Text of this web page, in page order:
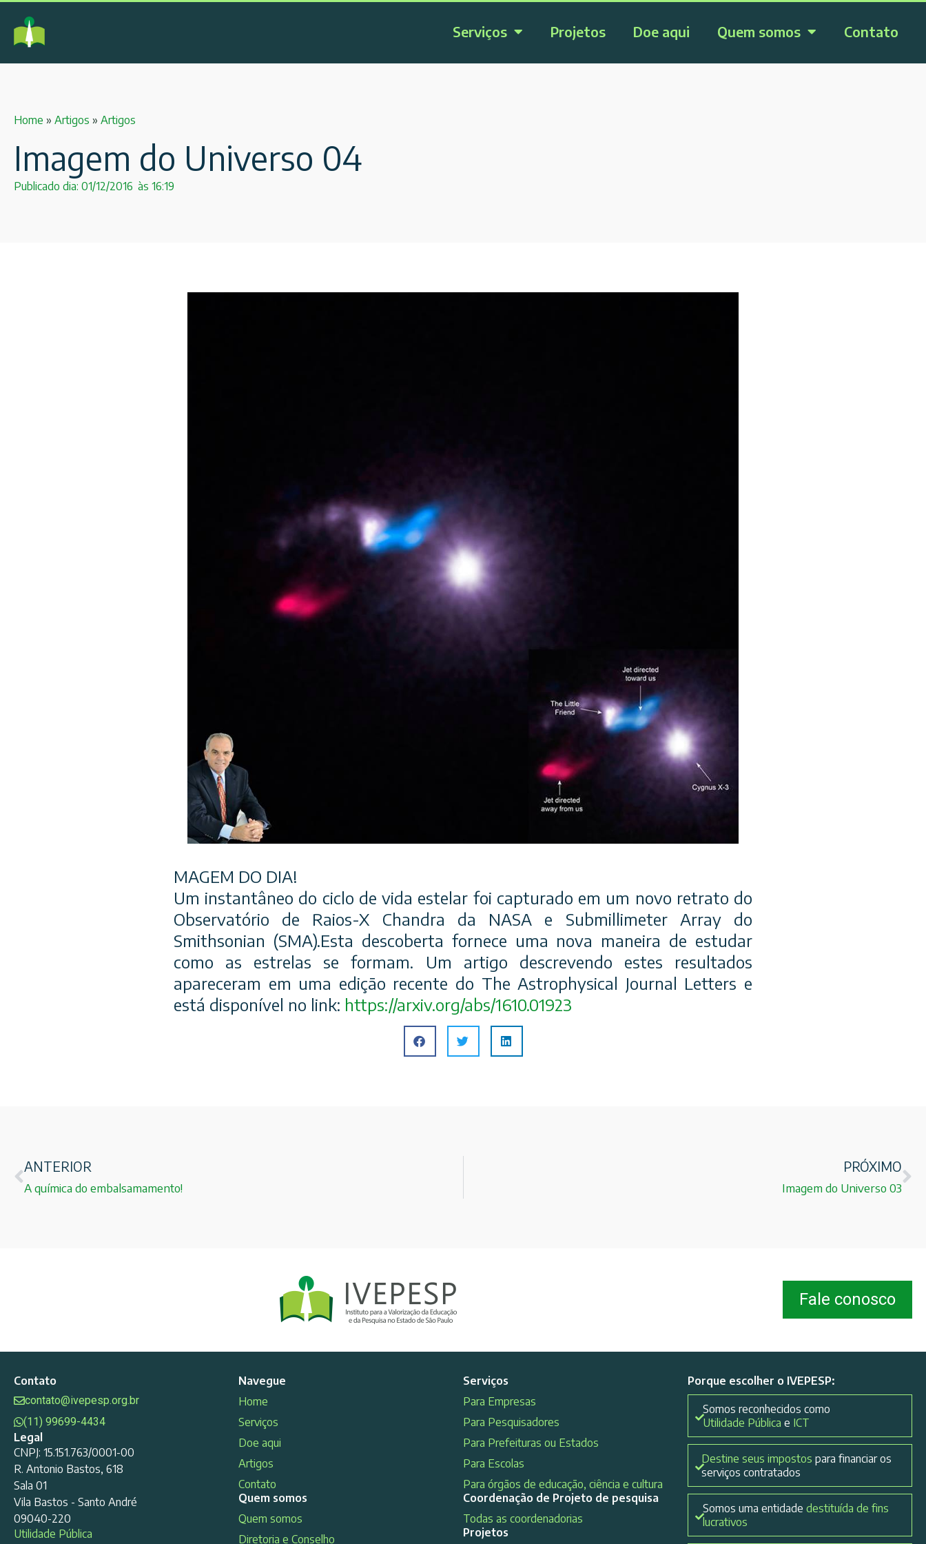
Serviços Projetos Doe aqui Quem somos Contato
Home » Artigos » Artigos
Imagem do Universo 04
Publicado dia: 01/12/2016 às 16:19
MAGEM DO DIA!
Um instantâneo do ciclo de vida estelar foi capturado em um novo retrato do
Observatório de Raios-X Chandra da NASA e Submillimeter Array do
Smithsonian (SMA).Esta descoberta fornece uma nova maneira de estudar
como as estrelas se formam. Um artigo descrevendo estes resultados
apareceram em uma edição recente do The Astrophysical Journal Letters e
está disponível no link: https://arxiv.org/abs/1610.01923
ANTERIOR
A química do embalsamamento!
PRÓXIMO
Imagem do Universo 03
Fale conosco
Contato
contato@ivepesp.org.br
(11) 99699-4434
Legal
CNPJ: 15.151.763/0001-00
R. Antonio Bastos, 618
Sala 01
Vila Bastos - Santo André
09040-220
Utilidade Pública
Navegue
Home
Serviços
Doe aqui
Artigos
Contato
Quem somos
Quem somos
Diretoria e Conselho
Serviços
Para Empresas
Para Pesquisadores
Para Prefeituras ou Estados
Para Escolas
Para órgãos de educação, ciência e cultura
Coordenação de Projeto de pesquisa
Todas as coordenadorias
Projetos
Porque escolher o IVEPESP:
Somos reconhecidos como
Utilidade Pública e ICT
Destine seus impostos para financiar os
serviços contratados
Somos uma entidadedestituída de fins
lucrativos